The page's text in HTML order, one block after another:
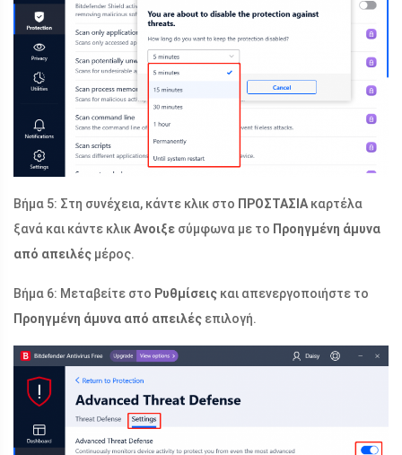
Βήμα 5: Στη συνέχεια, κάντε κλικ στο ΠΡΟΣΤΑΣΙΑκαρτέλα
ξανά και κάντε κλικΑνοιξε σύμφωνα με το Προηγμένη άμυνα
από απειλές μέρος.
Βήμα 6: Μεταβείτε στο Ρυθμίσεις και απενεργοποιήστε το
Προηγμένη άμυνα από απειλές επιλογή.